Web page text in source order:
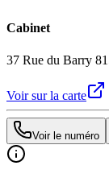
Cabinet
37 Rue du Barry
Voir sur la carte
Voir le numéro